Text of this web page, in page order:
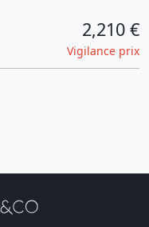
2,210 €
Vigilance prix